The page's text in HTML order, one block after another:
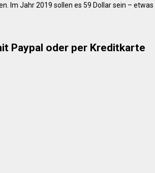
Im Jahr 2019 sollen es 59 Dollar sein – etwas
Paypal oder per Kreditkarte